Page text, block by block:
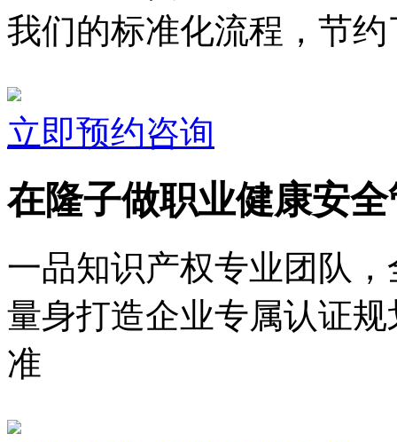
我们的标准化流程，节
立即预约咨询
在隆子做职业健康安
一品知识产权专业团队
量身打造企业专属认证
准